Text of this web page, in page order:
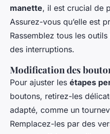
manette, il est crucial de
Assurez-vous qu’elle est
Rassemblez tous les
des interruptions.
Modification des
Pour ajuster les étapes
boutons, retirez-les
adapté, comme un
Remplacez-les par des